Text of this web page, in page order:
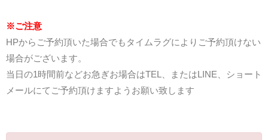
※ご注意
HPからご予約頂いた場合でもタイムラグによりご予約頂けない
場合がございます。
当日の1時間前などお急ぎお場合はTEL、またはLINE、ショート
メールにてご予約頂けますようお願い致します